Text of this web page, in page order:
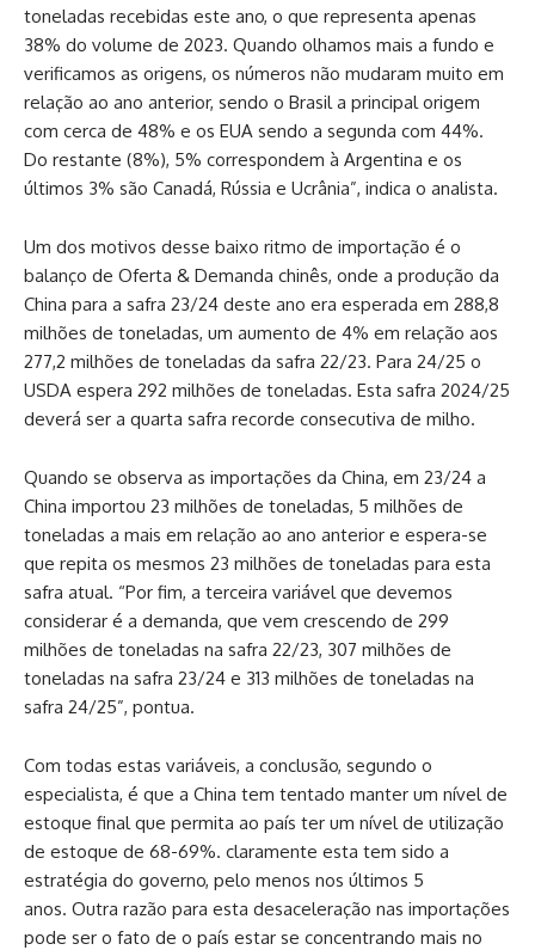
toneladas recebidas este ano, o que representa apenas
38% do volume de 2023. Quando olhamos mais a fundo e
verificamos as origens, os números não mudaram muito em
relação ao ano anterior, sendo o Brasil a principal origem
com cerca de 48% e os EUA sendo a segunda com 44%.
Do restante (8%), 5% correspondem à Argentina e os
últimos 3% são Canadá, Rússia e Ucrânia”, indica o analista.
Um dos motivos desse baixo ritmo de importação é o
balanço de Oferta & Demanda chinês, onde a produção da
China para a safra 23/24 deste ano era esperada em 288,8
milhões de toneladas, um aumento de 4% em relação aos
277,2 milhões de toneladas da safra 22/23. Para 24/25 o
USDA espera 292 milhões de toneladas. Esta safra 2024/25
deverá ser a quarta safra recorde consecutiva de milho.
Quando se observa as importações da China, em 23/24 a
China importou 23 milhões de toneladas, 5 milhões de
toneladas a mais em relação ao ano anterior e espera-se
que repita os mesmos 23 milhões de toneladas para esta
safra atual. “Por fim, a terceira variável que devemos
considerar é a demanda, que vem crescendo de 299
milhões de toneladas na safra 22/23, 307 milhões de
toneladas na safra 23/24 e 313 milhões de toneladas na
safra 24/25”, pontua.
Com todas estas variáveis, a conclusão, segundo o
especialista, é que a China tem tentado manter um nível de
estoque final que permita ao país ter um nível de utilização
de estoque de 68-69%. claramente esta tem sido a
estratégia do governo, pelo menos nos últimos 5
anos. Outra razão para esta desaceleração nas importações
pode ser o fato de o país estar se concentrando mais no